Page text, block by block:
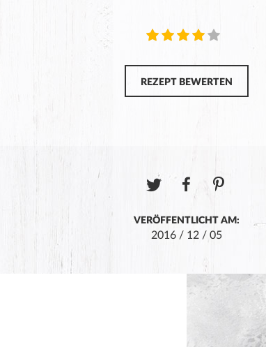
REZEPT BEWERTEN
VERÖFFENTLICHT AM:
2016 / 12 / 05